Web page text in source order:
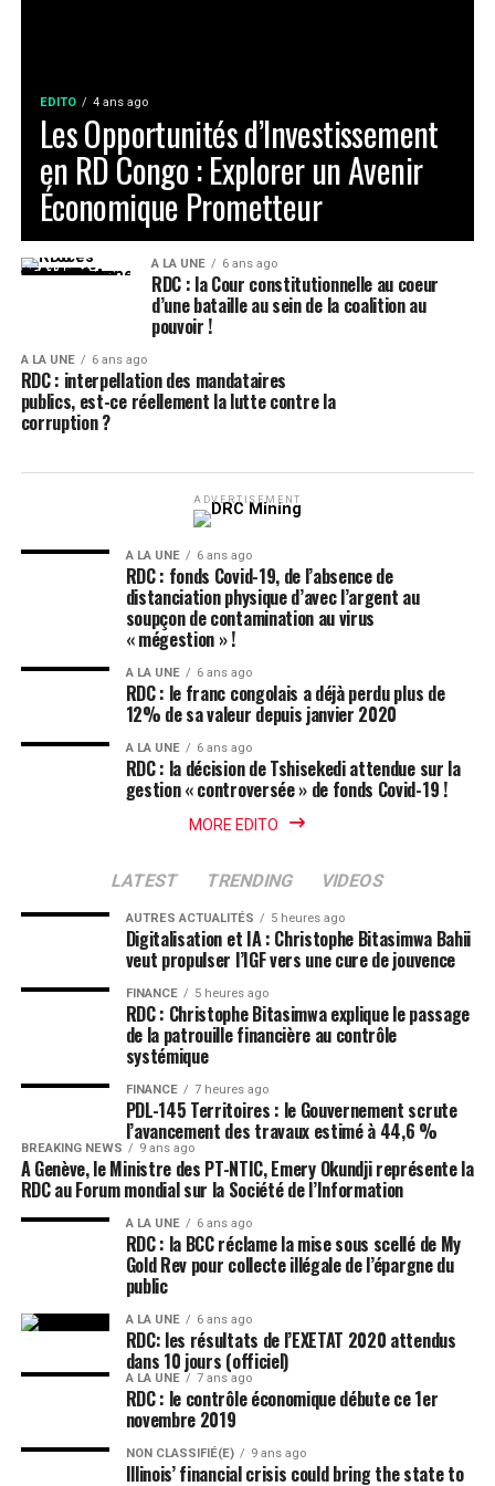
EDITO 4 ans ago
Les Opportunités d’Investissement
en RD Congo : Explorer un Avenir
Économique Prometteur
A LA UNE 6 ans ago
RDC : la Cour constitutionnelle au coeur
d’une bataille au sein de la coalition au
pouvoir !
A LA UNE 6 ans ago
RDC : interpellation des mandataires
publics, est-ce réellement la lutte contre la
corruption ?
ADVERTISEMENT
A LA UNE 6 ans ago
RDC : fonds Covid-19, de l’absence de
distanciation physique d’avec l’argent au
soupçon de contamination au virus
« mégestion » !
A LA UNE 6 ans ago
RDC : le franc congolais a déjà perdu plus de
12% de sa valeur depuis janvier 2020
A LA UNE 6 ans ago
RDC : la décision de Tshisekedi attendue sur la
gestion « controversée » de fonds Covid-19 !
MORE EDITO
LATEST TRENDING VIDEOS
AUTRES ACTUALITÉS 5 heures ago
Digitalisation et IA : Christophe Bitasimwa Bahii
veut propulser l’IGF vers une cure de jouvence
FINANCE 5 heures ago
RDC : Christophe Bitasimwa explique le passage
de la patrouille financière au contrôle
systémique
FINANCE 7 heures ago
PDL-145 Territoires : le Gouvernement scrute
l’avancement des travaux estimé à 44,6 %
BREAKING NEWS 9 ans ago
A Genève, le Ministre des PT-NTIC, Emery Okundji représente la
RDC au Forum mondial sur la Société de l’Information
A LA UNE 6 ans ago
RDC : la BCC réclame la mise sous scellé de My
Gold Rev pour collecte illégale de l’épargne du
public
A LA UNE 6 ans ago
RDC: les résultats de l’EXETAT 2020 attendus
dans 10 jours (officiel)
A LA UNE 7 ans ago
RDC : le contrôle économique débute ce 1er
novembre 2019
NON CLASSIFIÉ(E) 9 ans ago
Illinois’ financial crisis could bring the state to